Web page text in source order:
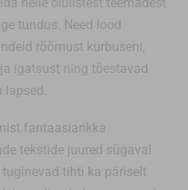
tundus. Need lood
rõõmust kurbuseni,
igatsust ning tõestavad
fantaasiarikka
tekstide juured sügaval
tihti ka päriselt